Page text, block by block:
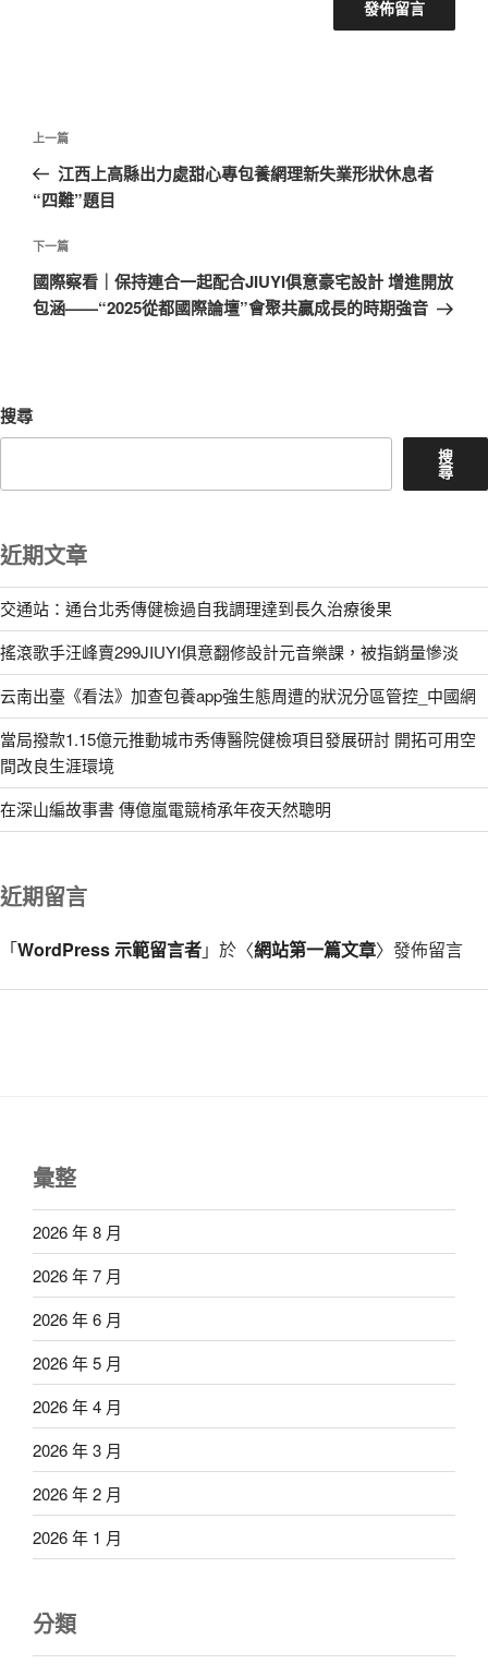
文
導
覽
上
一
篇
章
上一篇
江西上高縣出力處甜心專包養網理新失業形狀休息者
“四難”題目
下
一
篇
下一篇
國際察看｜保持連合一起配合JIUYI俱意豪宅設計 增進開放
包涵——“2025從都國際論壇”會聚共贏成長的時期強音
搜尋
搜
尋
近期文章
交通站：通台北秀傳健檢過自我調理達到長久治療後果
搖滾歌手汪峰賣299JIUYI俱意翻修設計元音樂課，被指銷量慘淡
云南出臺《看法》加查包養app強生態周遭的狀況分區管控_中國網
當局撥款1.15億元推動城市秀傳醫院健檢項目發展研討 開拓可用空
間改良生涯環境
在深山編故事書 傳億嵐電競椅承年夜天然聰明
近期留言
「WordPress 示範留言者」於〈網站第一篇文章〉發佈留言
彙整
2026 年 8 月
2026 年 7 月
2026 年 6 月
2026 年 5 月
2026 年 4 月
2026 年 3 月
2026 年 2 月
2026 年 1 月
分類